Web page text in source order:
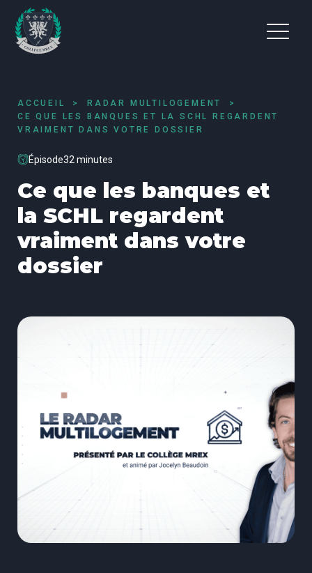
ACCUEIL
RADAR MULTILOGEMENT
CE QUE LES BANQUES ET LA SCHL REGARDENT
VRAIMENT DANS VOTRE DOSSIER
Épisode32 minutes
Ce que les banques et
la SCHL regardent
vraiment dans votre
dossier